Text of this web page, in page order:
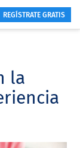
REGÍSTRATE GRATIS
la